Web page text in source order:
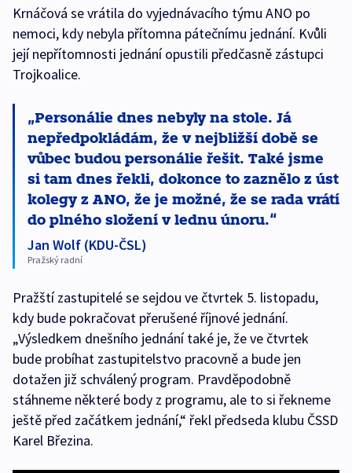
Krnáčová se vrátila do vyjednávacího týmu ANO po
nemoci, kdy nebyla přítomna pátečnímu jednání. Kvůli
její nepřítomnosti jednání opustili předčasně zástupci
Trojkoalice.
Personálie dnes nebyly na stole. Já
nepředpokládám, že v nejbližší době se
vůbec budou personálie řešit. Také jsme
si tam dnes řekli, dokonce to zaznělo z úst
kolegy z ANO, že je možné, že se rada vrátí
do plného složení v lednu únoru.
Jan Wolf (KDU-ČSL)
Pražský radní
Pražští zastupitelé se sejdou ve čtvrtek 5. listopadu,
kdy bude pokračovat přerušené říjnové jednání.
„Výsledkem dnešního jednání také je, že ve čtvrtek
bude probíhat zastupitelstvo pracovně a bude jen
dotažen již schválený program. Pravděpodobně
stáhneme některé body z programu, ale to si řekneme
ještě před začátkem jednání,“ řekl předseda klubu ČSSD
Karel Březina.